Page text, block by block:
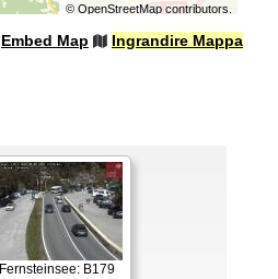
© OpenStreetMapcontributors.
Embed Map Ingrandire Mappa
Fernsteinsee: B179